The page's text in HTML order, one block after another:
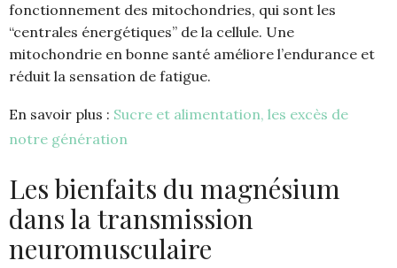
fonctionnement des mitochondries, qui sont les
“centrales énergétiques” de la cellule. Une
mitochondrie en bonne santé améliore l’endurance et
réduit la sensation de fatigue.
En savoir plus : Sucre et alimentation, les excès de
notre génération
Les bienfaits du magnésium
dans la transmission
neuromusculaire